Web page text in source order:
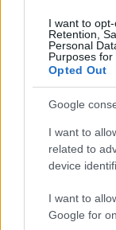
I want to
Retention,
Personal
Purposes for
Opted Out
Google
I want to
related to
device
I want to
Google for
"Nekem ő volt
Juliska nem